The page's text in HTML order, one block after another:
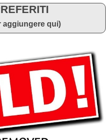
aggiungere qui)